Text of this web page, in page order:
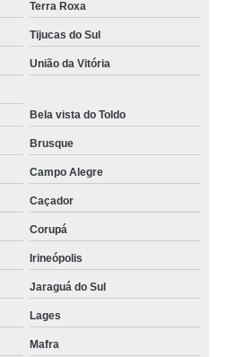
Terra Roxa
Tijucas do Sul
União da Vitória
Bela vista do Toldo
Brusque
Campo Alegre
Caçador
Corupá
Irineópolis
Jaraguá do Sul
Lages
Mafra